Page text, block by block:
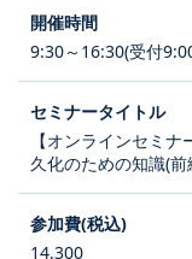
9:30～16:30(受付
【オンラインセミ
久化のための知識(前
14,300